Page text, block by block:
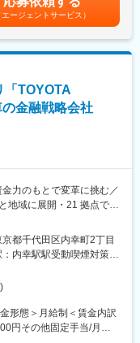
クを活用し、クライアン
ティング
の目指す知識シェアリ
トへの協力に同意をい
ンタビューの設定のやり
ニュアルや会議もすべ
歓迎です。
のオーナーシップ等ビ
、インセンティブ（4半
収500万円／入社2年目／
金はあくまでも目安の金
があります。月給(月額)は
エージェントサービス）
「TOYOTA
金融戦略会社
力のもとで変革に挑む／
地域に展開・21 拠点で駐
ト価値向上に向けた戦略
向上をスコープとしたシ
ます。
ヨタGにおける価値をよ
都千代田区内幸町2丁目
内幸駅駅受動喫煙対策：
海外住所：アメリカ（プ
（ロンドン）、ドイツ
ク含む）
形態＞月給制＜賃金内訳
円その他固定手当/月：